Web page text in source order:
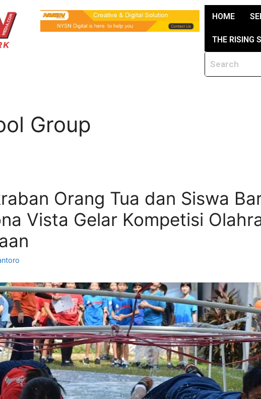
HOME
THE RISING
Group
Orang Tua dan Siswa
Vista Gelar Kompetisi